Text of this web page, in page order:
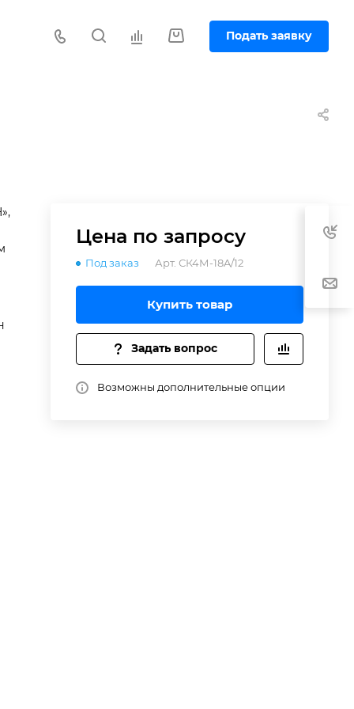
Подать заявку
Цена по запросу
Под заказ Арт. СК4М-18A/12
Купить товар
Задать вопрос
Возможны дополнительные опции